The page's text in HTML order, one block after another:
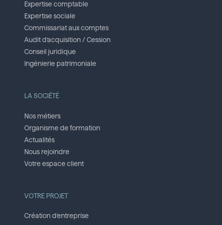
Expertise comptable
Expertise sociale
Commissariat aux comptes
Audit d’acquisition / Cession
Conseil juridique
Ingénierie patrimoniale
LA SOCIÉTÉ
Nos métiers
Organisme de formation
Actualités
Nous rejoindre
Votre espace client
VOTRE PROJET
Création d’entreprise